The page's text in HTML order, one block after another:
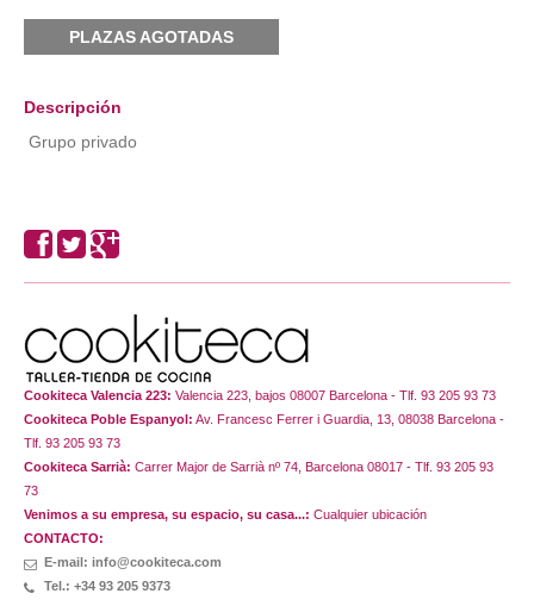
PLAZAS AGOTADAS
Descripción
Grupo privado
Cookiteca Valencia 223: Valencia 223, bajos 08007 Barcelona - Tlf. 93 205 93 73
Cookiteca Poble Espanyol: Av. Francesc Ferrer i Guardia, 13, 08038 Barcelona -
Tlf. 93 205 93 73
Cookiteca Sarrià: Carrer Major de Sarrià nº 74, Barcelona 08017 - Tlf. 93 205 93
73
Venimos a su empresa, su espacio, su casa...: Cualquier ubicación
CONTACTO:
E-mail: info@cookiteca.com
Tel.: +34 93 205 9373